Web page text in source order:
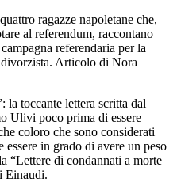
ragazze napoletane che,
al referendum, raccontano
referendaria per la
Articolo di Nora
la toccante lettera scritta dal
Ulivi poco prima di essere
coloro che sono considerati
essere in grado di avere un peso
“Lettere di condannati a morte
Einaudi.